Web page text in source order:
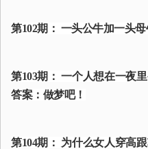
第102期： 一头公牛加一头
第103期： 一个人想在一夜
答案：做梦吧！
第104期： 为什么女人穿高